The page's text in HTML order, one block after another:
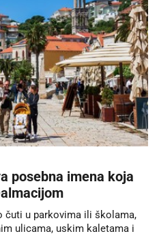
posebna imena koja
čuti u parkovima ili školama,
ulicama, uskim kaletama i